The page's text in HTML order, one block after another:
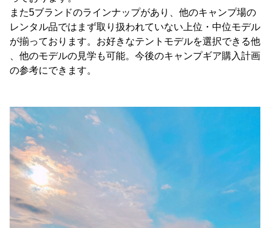
また5ブランドのラインナップがあり、他のキャンプ場の
レンタル品ではまず取り扱われていない上位・中位モデル
が揃っております。お好きなテントモデルを選択できる他
、他のモデルの見学も可能。今後のキャンプギア購入計画
の参考にできます。